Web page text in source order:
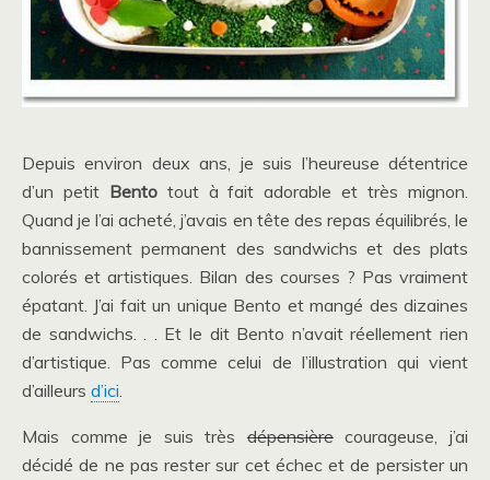
Depuis environ deux ans, je suis l’heureuse détentrice
d’un petit Bentotout à fait adorable et très mignon.
Quand je l’ai acheté, j’avais en tête des repas équilibrés, le
bannissement permanent des sandwichs et des plats
colorés et artistiques. Bilan des courses ? Pas vraiment
épatant. J’ai fait un unique Bento et mangé des dizaines
de sandwichs. . . Et le dit Bento n’avait réellement rien
d’artistique. Pas comme celui de l’illustration qui vient
d’ailleurs d’ici
Mais comme je suis trèsdépensièrecourageuse, j’ai
décidé de ne pas rester sur cet échec et de persister un